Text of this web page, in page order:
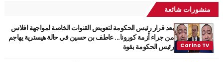
منشورات شائعة
بعد قرار رئيس الحكومة لتعويض القنوات الخاصة لمواجهة افلاس
من جراء أزمة كورونا... عاطف بن حسين في حالة هيسترية يهاجم
رئيس الحكومة بقوة